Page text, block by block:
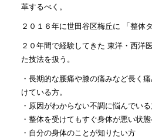
革するべく。
２０１６年に世田谷区梅丘に 「整体
２０年間で経験してきた 東洋・西洋
た技法を扱う。
・長期的な腰痛や膝の痛みなど長
けている方。
・原因がわからない不調に悩んでい
・整体を受けてもすぐ身体が悪い状
・自分の身体のことが知りたい方